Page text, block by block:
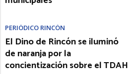
PERIÓDICO RINCÓN
El Dino de Rincón se iluminó
de naranja por la
concientización sobre el TDAH